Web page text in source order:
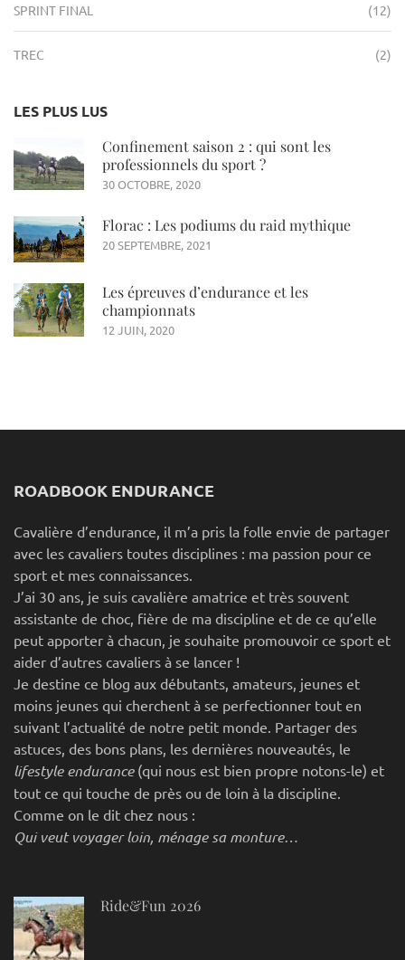
SPRINT FINAL (12)
TREC (2)
LES PLUS LUS
Confinement saison 2 : qui sont les
professionnels du sport ?
30 OCTOBRE, 2020
Florac : Les podiums du raid mythique
20 SEPTEMBRE, 2021
Les épreuves d’endurance et les
championnats
12 JUIN, 2020
ROADBOOK ENDURANCE
Cavalière d’endurance, il m’a pris la folle envie de partager
avec les cavaliers toutes disciplines : ma passion pour ce
sport et mes connaissances.
J’ai 30 ans, je suis cavalière amatrice et très souvent
assistante de choc, fière de ma discipline et de ce qu’elle
peut apporter à chacun, je souhaite promouvoir ce sport et
aider d’autres cavaliers à se lancer !
Je destine ce blog aux débutants, amateurs, jeunes et
moins jeunes qui cherchent à se perfectionner tout en
suivant l’actualité de notre petit monde. Partager des
astuces, des bons plans, les dernières nouveautés, le
lifestyle endurance(qui nous est bien propre notons-le) et
tout ce qui touche de près ou de loin à la discipline.
Comme on le dit chez nous :
Qui veut voyager loin, ménage sa monture…
Ride&Fun 2026